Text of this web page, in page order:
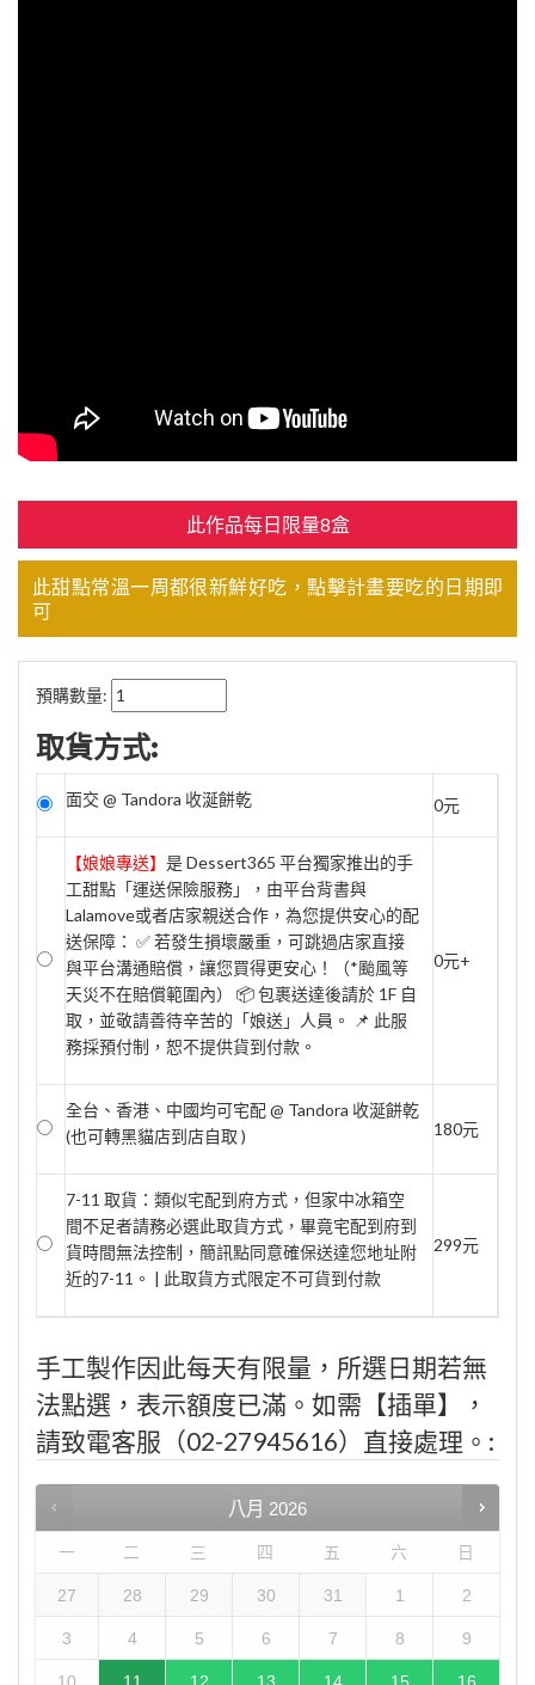
此作品每日限量8盒
此甜點常溫一周都很新鮮好吃，點擊計畫要吃的日期即
可
預購數量:
取貨方式:
面交 @ Tandora 收涎餅乾 0元
【娘娘專送】 是 Dessert365 平台獨家推出的手
工甜點「運送保險服務」，由平台背書與
Lalamove或者店家親送合作，為您提供安心的配
送保障： ✅ 若發生損壞嚴重，可跳過店家直接
與平台溝通賠償，讓您買得更安心！（*颱風等
天災不在賠償範圍內） 📦 包裹送達後請於 1F 自
取，並敬請善待辛苦的「娘送」人員。 📌 此服
務採預付制，恕不提供貨到付款。
0元+
全台、香港、中國均可宅配 @ Tandora 收涎餅乾
(也可轉黑貓店到店自取 )
180元
7-11 取貨：類似宅配到府方式，但家中冰箱空
間不足者請務必選此取貨方式，畢竟宅配到府到
貨時間無法控制，簡訊點同意確保送達您地址附
近的7-11。 | 此取貨方式限定不可貨到付款
299元
手工製作因此每天有限量，所選日期若無
法點選，表示額度已滿。如需【插單】，
請致電客服（02-27945616）直接處理。:
八月 2026
一 二 三 四 五 六 日
27 28 29 30 31 1 2
3 4 5 6 7 8 9
10 11 12 13 14 15 16